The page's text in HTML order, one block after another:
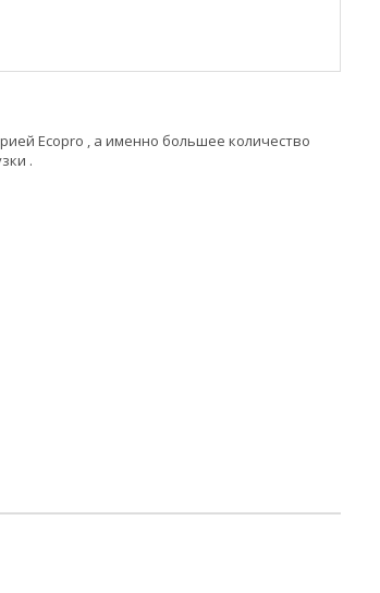
Ecopro , а именно большее количество
.